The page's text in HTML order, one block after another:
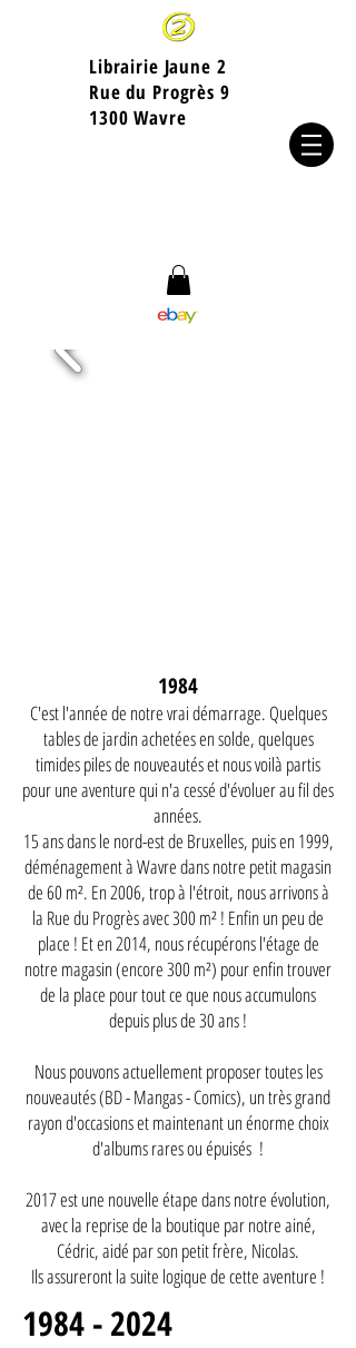
Librairie Jaune 2
​Rue du Progrès 9
1300 Wavre
1984
C'est l'année de notre vrai démarrage. Quelques
tables de jardin achetées en solde, quelques
timides piles de nouveautés et nous voilà partis
pour une aventure qui n'a cessé d'évoluer au fil des
années.
15 ans dans le nord-est de Bruxelles, puis en 1999,
déménagement à Wavre dans notre petit magasin
de 60 m². En 2006, trop à l'étroit, nous arrivons à
la Rue du Progrès avec 300 m² ! Enfin un peu de
place ! Et en 2014, nous récupérons l'étage de
notre magasin (encore 300 m²) pour enfin trouver
de la place pour tout ce que nous accumulons
depuis plus de 30 ans !
Nous pouvons actuellement proposer toutes les
nouveautés (BD - Mangas - Comics), un très grand
rayon d'occasions et maintenant un énorme choix
d'albums rares ou épuisés !
2017 est une nouvelle étape dans notre évolution,
avec la reprise de la boutique par notre ainé,
Cédric, aidé par son petit frère, Nicolas.
Ils assureront la suite logique de cette aventure !
1984 - 2024